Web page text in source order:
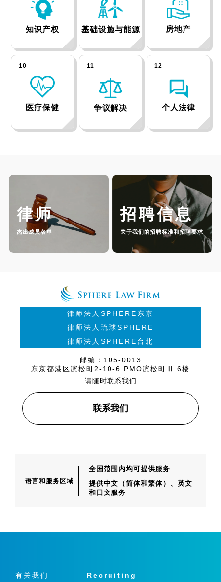
知识产权 基础设施与能源 房地产
10
医疗保健
11
争议解决
12
个人法律
律师
杰出成员名单
招聘信息
关于我们的招聘标准和招聘要求
律师法人SPHERE东京
律师法人琉球SPHERE
律师法人SPHERE台北
邮编：105-0013
东京都港区滨松町2-10-6 PMO滨松町Ⅲ 6楼
请随时联系我们
联系我们
语言和服务区域
全国范围内均可提供服务
提供中文（简体和繁体）、英文
和日文服务
有关我们 Recruiting